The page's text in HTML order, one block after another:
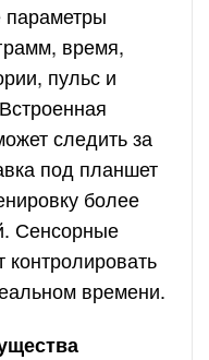
время,
пульс и
следить за
под планшет
более
Сенсорные
контролировать
времени.